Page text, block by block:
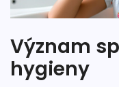
Význam
hygieny